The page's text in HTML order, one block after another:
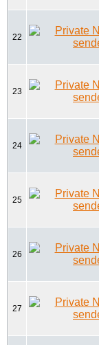
22
23
24
25
26
27